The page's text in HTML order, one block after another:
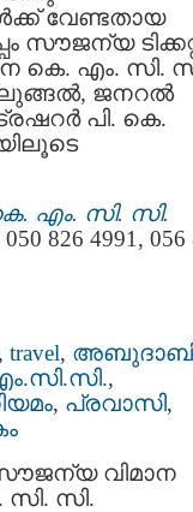
വേണ്ടതായ
കെ. എം. സി.
ജനറൽ
പി. കെ.
എം. സി. സി.
826 4991, 056
, travel,
,
, പ്രവാസി,
വിമാന
സി. സി.